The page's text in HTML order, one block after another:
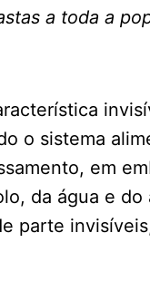
a toda a
o sistema
em
da água e
parte